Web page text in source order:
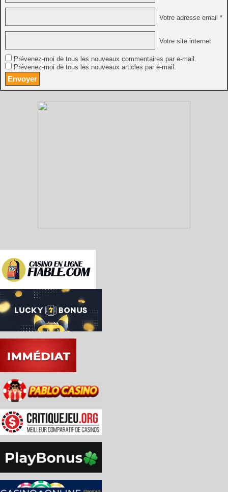
Votre adresse email *
Votre site internet
Prévenez-moi de tous les nouveaux commentaires par e-mail.
Prévenez-moi de tous les nouveaux articles par e-mail.